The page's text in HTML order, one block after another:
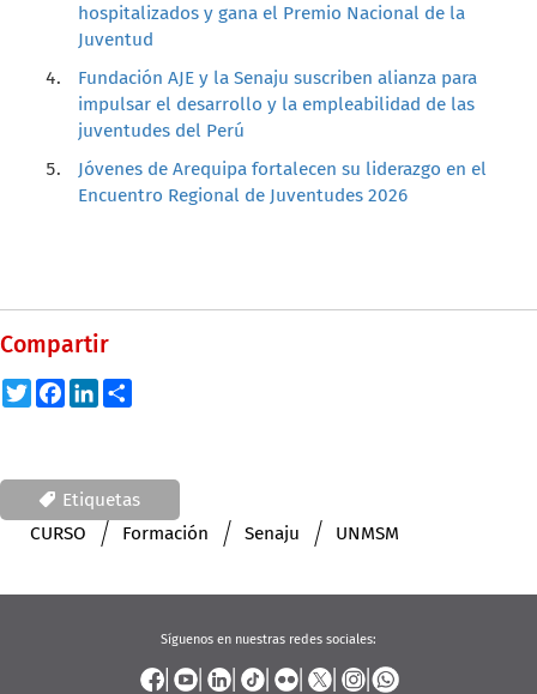
hospitalizados y gana el Premio Nacional de la
Juventud
Fundación AJE y la Senaju suscriben alianza para
impulsar el desarrollo y la empleabilidad de las
juventudes del Perú
Jóvenes de Arequipa fortalecen su liderazgo en el
Encuentro Regional de Juventudes 2026
Compartir
TwitterFacebook
LinkedIn
Etiquetas
CURSO
Formación Senaju UNMSM
Síguenos en nuestras redes sociales: